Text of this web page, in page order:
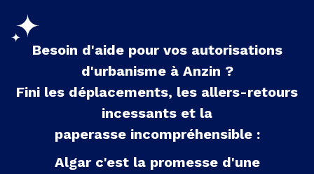
Besoin d'aide pour vos autorisations
d'urbanisme à Anzin ?
Fini les déplacements, les allers-retours
incessants et la
paperasse incompréhensible :
Algar c'est la promesse d'une